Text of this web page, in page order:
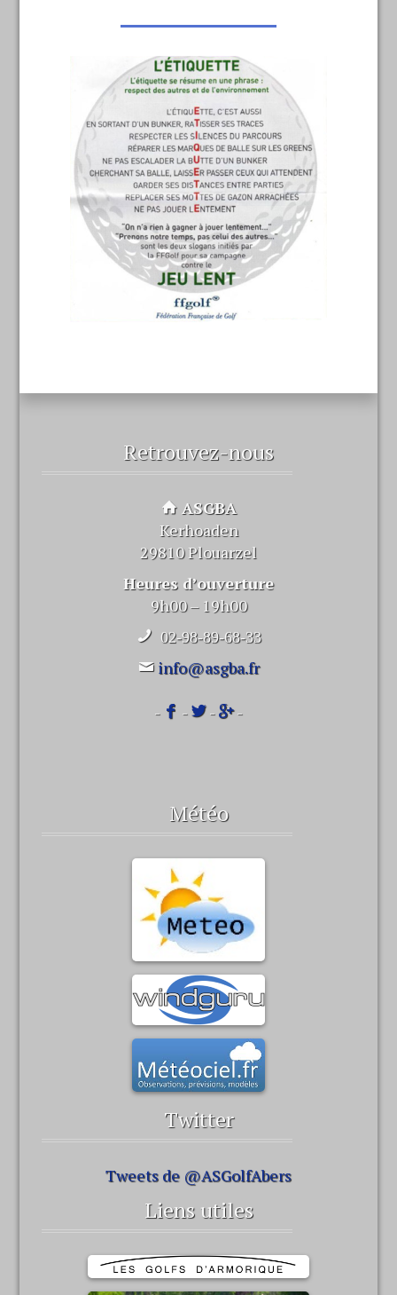
Retrouvez-nous
ASGBA
Kerhoaden
29810 Plouarzel
Heures d’ouverture
9h00 – 19h00
02-98-89-68-33
info@asgba.fr
- - - -
Météo
Twitter
Tweets de @ASGolfAbers
Liens utiles